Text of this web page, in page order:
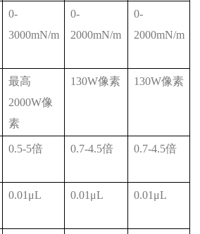
0-
3000mN/m
0-
2000mN/m
0-
2000mN/m
最高
2000W像
素
130W像素 130W像素
0.5-5倍 0.7-4.5倍 0.7-4.5倍
0.01μL 0.01μL 0.01μL